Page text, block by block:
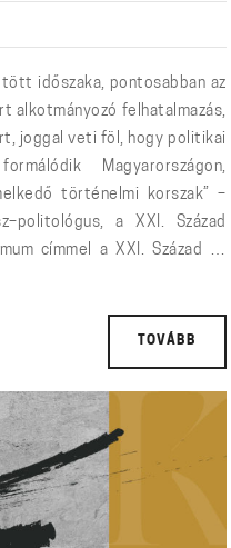
időszaka, pontosabban az
alkotmányozó felhatalmazás,
joggal veti föl, hogy politikai
Magyarországon,
történelmi korszak” –
a XXI. Század
címmel a XXI. Század …
VÁLÁS ÚTJÁN
TOVÁBB